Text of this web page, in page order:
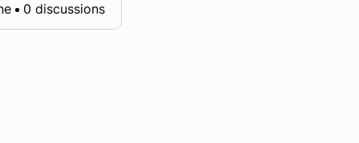
0 discussions